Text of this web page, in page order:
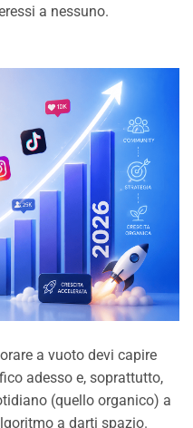
a nessuno.
a vuoto devi capire
adesso e, soprattutto,
(quello organico) a
a darti spazio.